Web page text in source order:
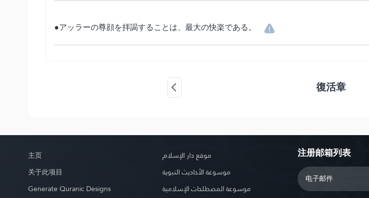
●アッラーの尊顔を拝謁することは、最大の快楽である。
復活章
主页
关于此项目
Generate Quranic Designs
موقع دار الإسلام
موسوعة الأحاديث النبوية
موسوعة المصطلحات الإسلامية
注册邮箱列表